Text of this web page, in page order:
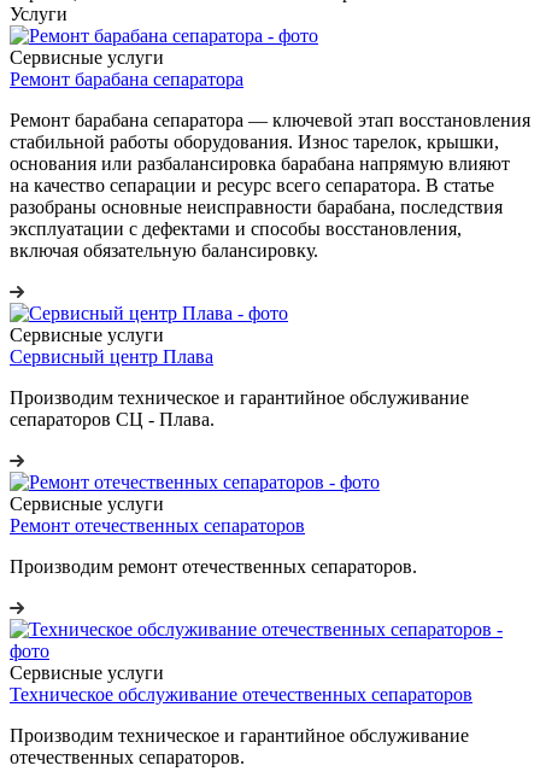
Услуги
Сервисные услуги
Ремонт барабана сепаратора
Ремонт барабана сепаратора — ключевой этап восстановления
стабильной работы оборудования. Износ тарелок, крышки,
основания или разбалансировка барабана напрямую влияют
на качество сепарации и ресурс всего сепаратора. В статье
разобраны основные неисправности барабана, последствия
эксплуатации с дефектами и способы восстановления,
включая обязательную балансировку.
Сервисные услуги
Сервисный центр Плава
Производим техническое и гарантийное обслуживание
сепараторов СЦ - Плава.
Сервисные услуги
Ремонт отечественных сепараторов
Производим ремонт отечественных сепараторов.
Сервисные услуги
Техническое обслуживание отечественных сепараторов
Производим техническое и гарантийное обслуживание
отечественных сепараторов.